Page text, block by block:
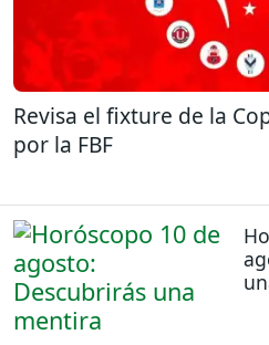
Revisa el fixture de la
por la FBF